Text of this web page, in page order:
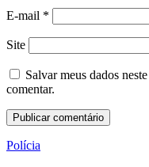
E-mail *
Site
Salvar meus dados
comentar.
Polícia